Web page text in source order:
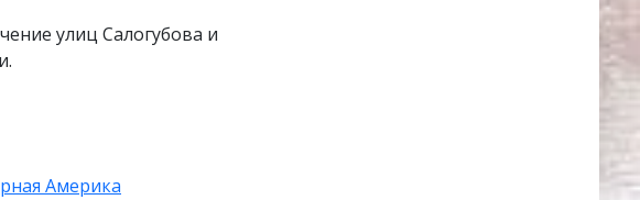
улиц Салогубова и
Америка